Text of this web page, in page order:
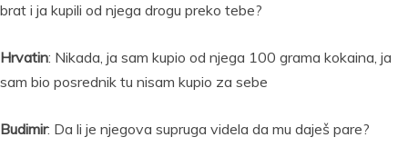
brat i ja kupili od njega drogu preko tebe?
Hrvatin: Nikada, ja sam kupio od njega 100 grama kokaina, ja
sam bio posrednik tu nisam kupio za sebe
Budimir: Da li je njegova supruga videla da mu daješ pare?